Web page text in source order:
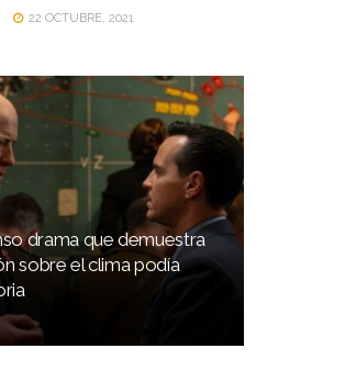
22 OCTUBRE, 2021
drama que demuestra
sobre el clima podía